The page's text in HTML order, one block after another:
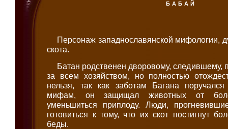
БАБАЙ
Персонаж западнославянской мифологии,
скота.
Батан родственен дворовому, следившему,
за всем хозяйством, но полностью
нельзя, так как заботам Багана
мифам, он защищал животных от
уменьшиться приплоду. Люди,
готовиться к тому, что их скот постигнут
беды.